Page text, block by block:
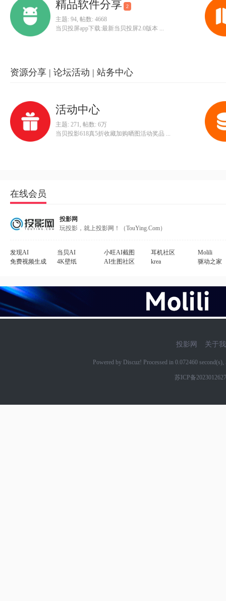
精品软件分享 2
主题: 94, 帖数: 4668
当贝投屏app下载:最新当贝投屏2.0版本 ...
资源分享 | 论坛活动 | 站务中心
活动中心
主题: 271, 帖数: 6万
当贝投影618真5折收藏加购晒图活动奖品 ...
在线会员
投影网
玩投影，就上投影网！（TouYing.Com）
发现AI 当贝AI 小旺AI截图 耳机社区
Molili
免费视频生成
4K壁纸 AI生图社区 krea 驱动之家
投影网 关于
Powered by Discuz! Processed in 0.072460
苏ICP备